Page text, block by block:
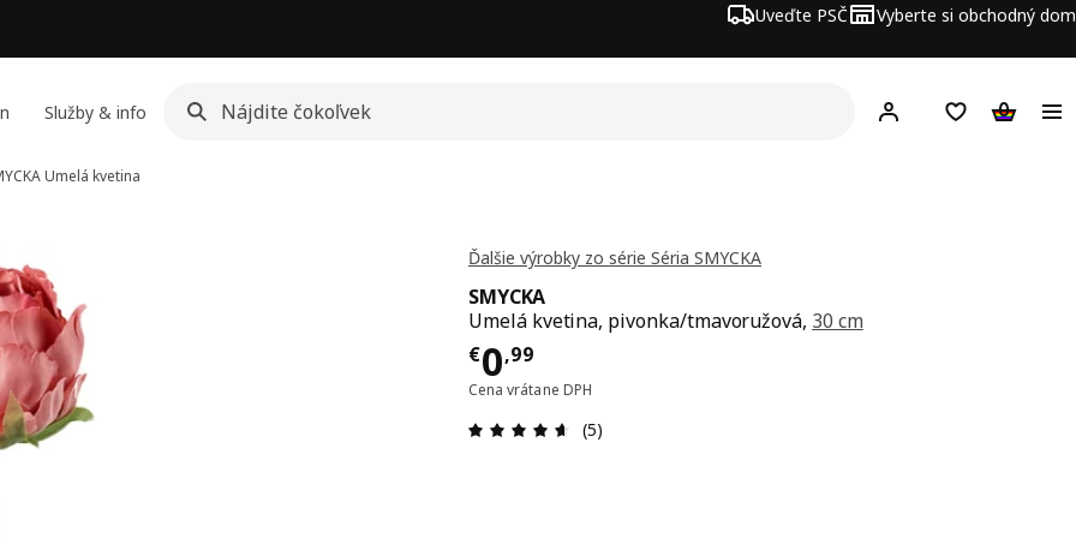
Uveďte PSČ Vyberte si obchodný dom
Služby & info Hej! Prihlásenie
NákupnýNákupný
Umelá kvetina
Ďalšie výrobky zo série Séria SMYCKA
SMYCKA
Umelá kvetina, pivonka/tmavoružová, 30 cm
€0,99
Cena € 0,99
Cena vrátane DPH
Hodnotenie: 4.6 z 5 hviezdičiek. Celkový počet recenzií:
(5)